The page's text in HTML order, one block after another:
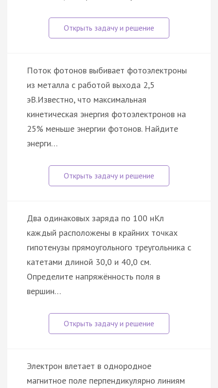
Поток фотонов выбивает фотоэлектроны
из металла с работой выхода 2,5
эВ.Известно, что максимальная
кинетическая энергия фотоэлектронов на
25% меньше энергии фотонов. Найдите
энерги…
Два одинаковых заряда по 100 нКл
каждый расположены в крайних точках
гипотенузы прямоугольного треугольника с
катетами длиной 30,0 и 40,0 см.
Определите напряжённость поля в
вершин…
Электрон влетает в однородное
магнитное поле перпендикулярно линиям